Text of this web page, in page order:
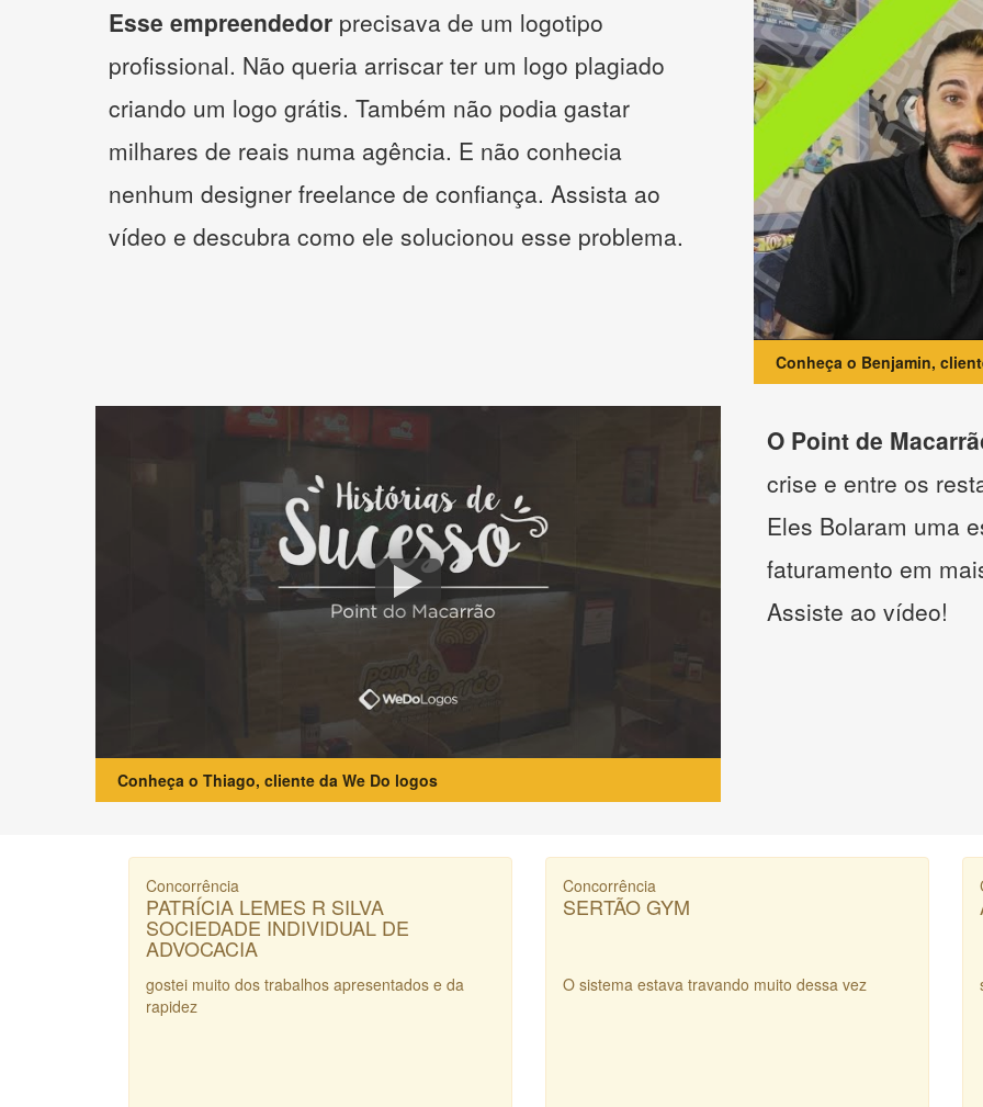
Esse empreendedor precisava de um logotipo
profissional. Não queria arriscar ter um logo plagiado
criando um logo grátis. Também não podia gastar
milhares de reais numa agência. E não conhecia
nenhum designer freelance de confiança. Assista ao
vídeo e descubra como ele solucionou esse problema.
Conheça o Benjamin,
Conheça o Thiago, cliente da We Do logos
O Point de
crise e entre os
Eles Bolaram uma
faturamento em
Assiste ao vídeo!
Concorrência
PATRÍCIA LEMES R SILVA
SOCIEDADE INDIVIDUAL DE
ADVOCACIA
gostei muito dos trabalhos apresentados e da
rapidez
Concorrência
SERTÃO GYM
O sistema estava travando muito dessa vez